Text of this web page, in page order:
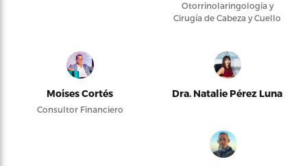
Otorrinolaringología y
Cirugía de Cabeza y Cuello
Moises Cortés
Consultor Financiero
Dra. Natalie Pérez Luna